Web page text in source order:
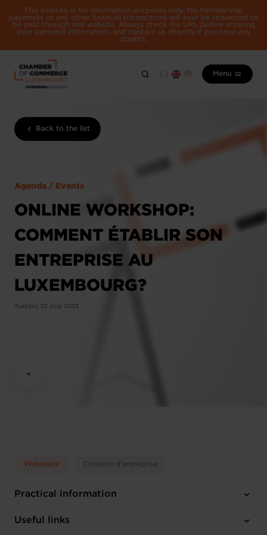
This website is for information purposes only. No membership
payments or any other financial transactions will ever be requested to
be paid through this website. Always check the URL before entering
your personal information, and contact us directly if you have any
doubts.
Menu
Back to the list
Agenda / Events
ONLINE WORKSHOP:
COMMENT ÉTABLIR SON
ENTREPRISE AU
LUXEMBOURG?
Tuesday 22 Aug 2023
Webinaire Création d'entreprise
Practical information
Tuesday 22 Aug 2023
Useful links